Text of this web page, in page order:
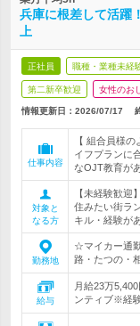
兵庫に根差して活
上
正社員 職種・業種未経
第二新卒歓迎 女性のお
情報更新日：2026/07/17
仕事内容
【 組合員様
イフプランに
なOJT教育が
対象と
なる方
【未経験歓
住みたい街ラ
キル・経験が
勤務地
☆マイカー通
路・たつの・
給与
月給23万
ンティブ※経